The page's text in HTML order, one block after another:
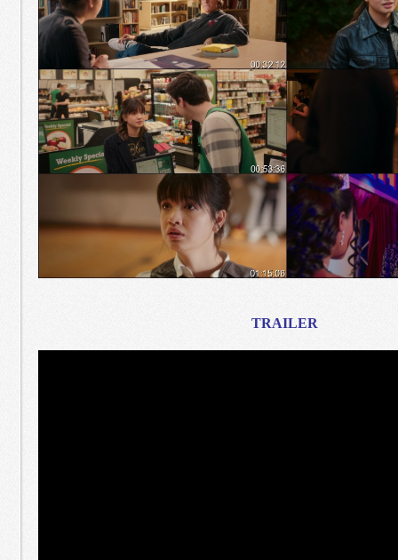
TRAILER